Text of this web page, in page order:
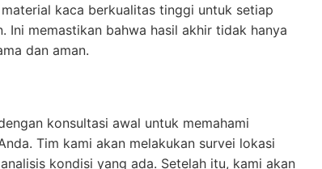
kaca berkualitas tinggi untuk setiap
Ini memastikan bahwa hasil akhir tidak hanya
dan aman.
konsultasi awal untuk memahami
Tim kami akan melakukan survei lokasi
kondisi yang ada. Setelah itu, kami akan